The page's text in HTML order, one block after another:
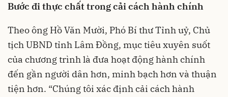
Bước đi thực chất trong cải cách hành chính
Theo ông Hồ Văn Mười, Phó Bí thư Tỉnh uỷ, Chủ
tịch UBND tỉnh Lâm Đồng, mục tiêu xuyên suốt
của chương trình là đưa hoạt động hành chính
đến gần người dân hơn, minh bạch hơn và thuận
tiện hơn. “Chúng tôi xác định cải cách hành